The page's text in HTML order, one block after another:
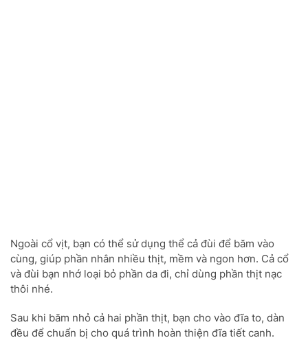
Ngoài cổ vịt, bạn có thể sử dụng thể cả đùi để băm vào
cùng, giúp phần nhân nhiều thịt, mềm và ngon hơn. Cả cổ
và đùi bạn nhớ loại bỏ phần da đi, chỉ dùng phần thịt nạc
thôi nhé.
Sau khi băm nhỏ cả hai phần thịt, bạn cho vào đĩa to, dàn
đều để chuẩn bị cho quá trình hoàn thiện đĩa tiết canh.